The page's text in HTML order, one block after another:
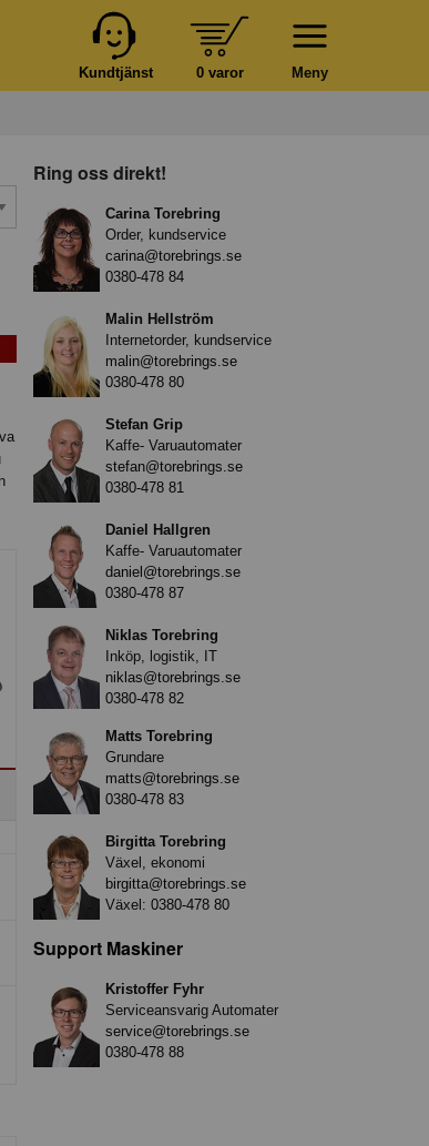
Meny
0 varor
Kundtjänst
Ring oss direkt!
Carina Torebring
Order, kundservice
carina@torebrings.se
0380-478 84
Malin Hellström
Internetorder, kundservice
malin@torebrings.se
0380-478 80
Stefan Grip
Kaffe- Varuautomater
stefan@torebrings.se
0380-478 81
Daniel Hallgren
Kaffe- Varuautomater
daniel@torebrings.se
0380-478 87
Niklas Torebring
Inköp, logistik, IT
niklas@torebrings.se
0380-478 82
Matts Torebring
Grundare
matts@torebrings.se
0380-478 83
Birgitta Torebring
Växel, ekonomi
birgitta@torebrings.se
Växel: 0380-478 80
Support Maskiner
Kristoffer Fyhr
Serviceansvarig Automater
service@torebrings.se
0380-478 88